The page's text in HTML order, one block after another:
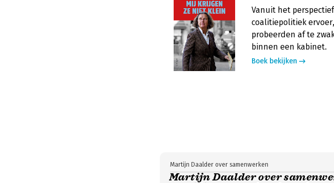
Vanuit het
coalitiepolitiek
probeerden af te
binnen een kabinet.
Boek bekijken
Martijn Daalder over
Martijn Daalder over samenwerken